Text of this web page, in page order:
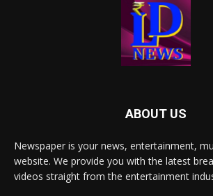
ABOUT US
Newspaper is your news, entertainment,
website. We provide you with the latest
videos straight from the entertainment